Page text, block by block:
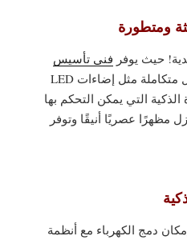
حيث يوفر فني تأسيس
حلول متكاملة مثل إضاءات LED
الذكية التي يمكن التحكم بها
مظهرًا عصريًا أنيقًا وتوفر
دمج الكهرباء مع أنظمة